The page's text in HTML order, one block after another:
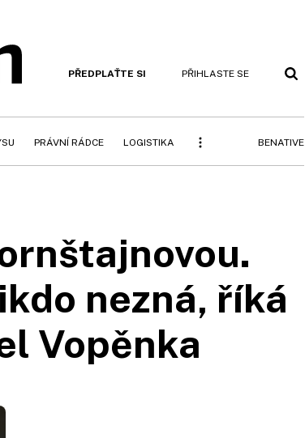
PŘEDPLAŤTE SI PŘIHLASTE SE
PRÁVNÍ RÁDCE LOGISTIKA BENATIVE
nezná, říká
Vopěnka